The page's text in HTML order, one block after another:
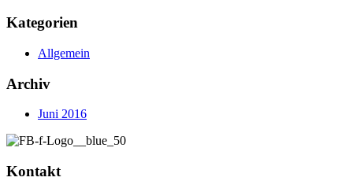
Kategorien
Allgemein
Archiv
Juni 2016
Kontakt